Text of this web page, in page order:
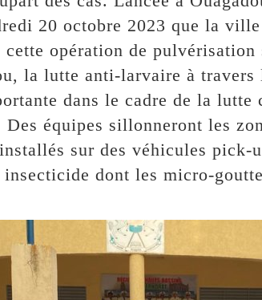
20 octobre 2023 que la
opération de
la lutte anti-larvaire à
dans le cadre de la lutte
équipes sillonneront les
sur des véhicules pick-
dont les micro-